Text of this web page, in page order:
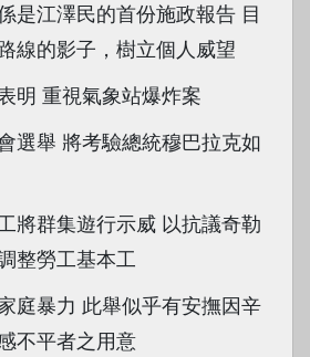
是江澤民的首份施政報告 目
線的影子，樹立個人威望
明 重視氣象站爆炸案
選舉 將考驗總統穆巴拉克如
將群集遊行示威 以抗議奇勒
整勞工基本工
庭暴力 此舉似乎有安撫因辛
不平者之用意